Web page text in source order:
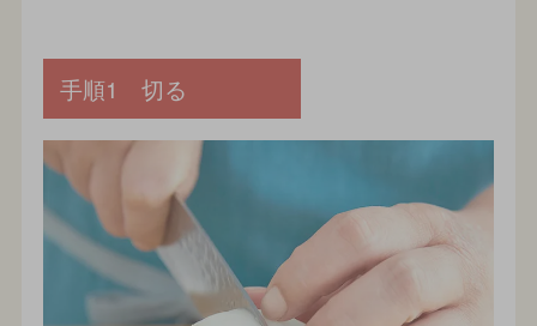
手順1 切る